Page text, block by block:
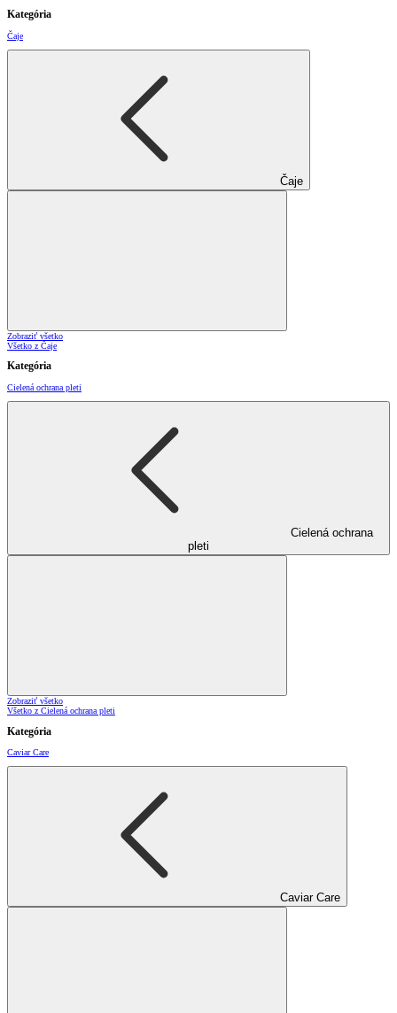
Kategória
Čaje
Čaje
Zobraziť všetko
Všetko z Čaje
Kategória
Cielená ochrana pleti
Cielená ochrana
pleti
Zobraziť všetko
Všetko z Cielená ochrana pleti
Kategória
Caviar Care
Caviar Care